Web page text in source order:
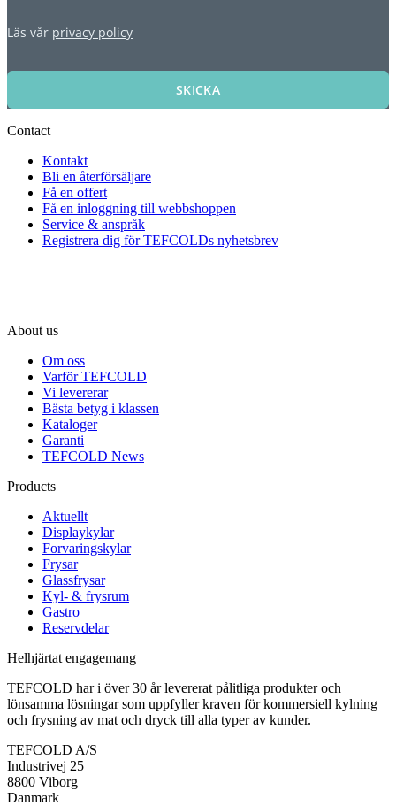
Läs vår privacy policy
SKICKA
Contact
Kontakt
Bli en återförsäljare
Få en offert
Få en inloggning till webbshoppen
Service & anspråk
Registrera dig för TEFCOLDs nyhetsbrev
About us
Om oss
Varför TEFCOLD
Vi levererar
Bästa betyg i klassen
Kataloger
Garanti
TEFCOLD News
Products
Aktuellt
Displaykylar
Forvaringskylar
Frysar
Glassfrysar
Kyl- & frysrum
Gastro
Reservdelar
Helhjärtat engagemang
TEFCOLD har i över 30 år levererat pålitliga produkter och
lönsamma lösningar som uppfyller kraven för kommersiell kylning
och frysning av mat och dryck till alla typer av kunder.
TEFCOLD A/S
Industrivej 25
8800 Viborg
Danmark